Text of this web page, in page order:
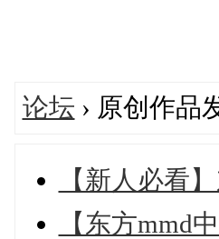
论坛 › 原创作品
【新人必看
【东方mmd